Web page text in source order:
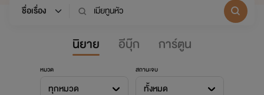
นิยาย อีบุ๊ก การ์ตูน
หมวด
ทุกหมวด
สถานะจบ
ทั้งหมด